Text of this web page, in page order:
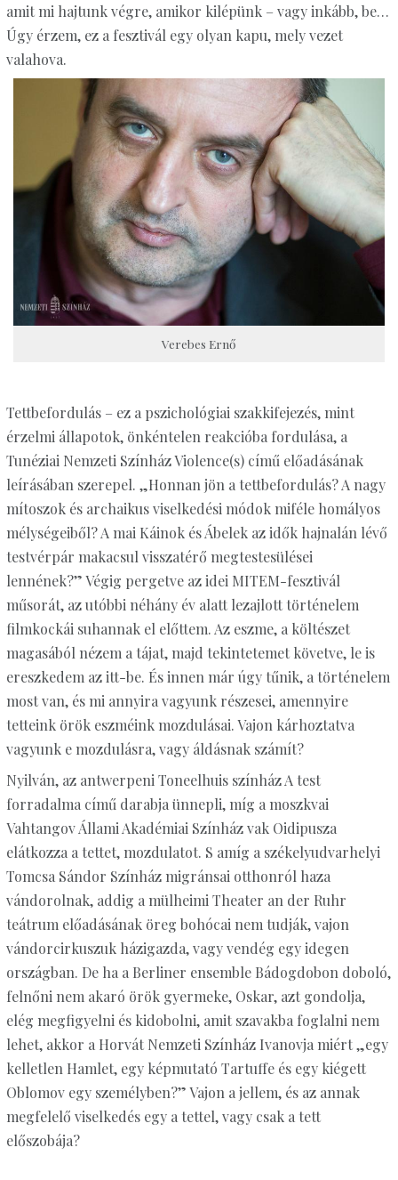
amit mi hajtunk végre, amikor kilépünk – vagy inkább, be…
Úgy érzem, ez a fesztivál egy olyan kapu, mely vezet
valahova.
Verebes Ernő
Tettbefordulás – ez a pszichológiai szakkifejezés, mint
érzelmi állapotok, önkéntelen reakcióba fordulása, a
Tunéziai Nemzeti Színház Violence(s) című előadásának
leírásában szerepel. „Honnan jön a tettbefordulás? A nagy
mítoszok és archaikus viselkedési módok miféle homályos
mélységeiből? A mai Káinok és Ábelek az idők hajnalán lévő
testvérpár makacsul visszatérő megtestesülései
lennének?” Végig pergetve az idei MITEM-fesztivál
műsorát, az utóbbi néhány év alatt lezajlott történelem
filmkockái suhannak el előttem. Az eszme, a költészet
magasából nézem a tájat, majd tekintetemet követve, le is
ereszkedem az itt-be. És innen már úgy tűnik, a történelem
most van, és mi annyira vagyunk részesei, amennyire
tetteink örök eszméink mozdulásai. Vajon kárhoztatva
vagyunk e mozdulásra, vagy áldásnak számít?
Nyilván, az antwerpeni Toneelhuis színház A test
forradalma című darabja ünnepli, míg a moszkvai
Vahtangov Állami Akadémiai Színház vak Oidipusza
elátkozza a tettet, mozdulatot. S amíg a székelyudvarhelyi
Tomcsa Sándor Színház migránsai otthonról haza
vándorolnak, addig a mülheimi Theater an der Ruhr
teátrum előadásának öreg bohócai nem tudják, vajon
vándorcirkuszuk házigazda, vagy vendég egy idegen
országban. De ha a Berliner ensemble Bádogdobon doboló,
felnőni nem akaró örök gyermeke, Oskar, azt gondolja,
elég megfigyelni és kidobolni, amit szavakba foglalni nem
lehet, akkor a Horvát Nemzeti Színház Ivanovja miért „egy
kelletlen Hamlet, egy képmutató Tartuffe és egy kiégett
Oblomov egy személyben?” Vajon a jellem, és az annak
megfelelő viselkedés egy a tettel, vagy csak a tett
előszobája?